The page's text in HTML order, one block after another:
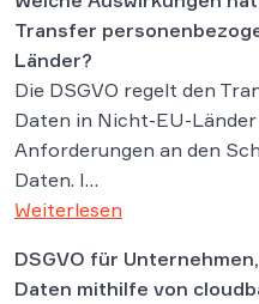
Transfer
Länder?
Die DSGVO regelt den
Daten in Nicht-EU-
Anforderungen an den
Daten. I…
Weiterlesen
DSGVO für
Daten mithilfe von